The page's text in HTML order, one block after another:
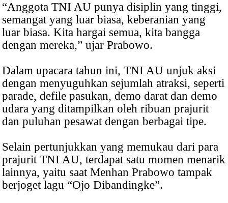
“Anggota TNI AU punya disiplin yang tinggi,
semangat yang luar biasa, keberanian yang
luar biasa. Kita hargai semua, kita bangga
dengan mereka,” ujar Prabowo.
Dalam upacara tahun ini, TNI AU unjuk aksi
dengan menyuguhkan sejumlah atraksi, seperti
parade, defile pasukan, demo darat dan demo
udara yang ditampilkan oleh ribuan prajurit
dan puluhan pesawat dengan berbagai tipe.
Selain pertunjukkan yang memukau dari para
prajurit TNI AU, terdapat satu momen menarik
lainnya, yaitu saat Menhan Prabowo tampak
berjoget lagu “Ojo Dibandingke”.